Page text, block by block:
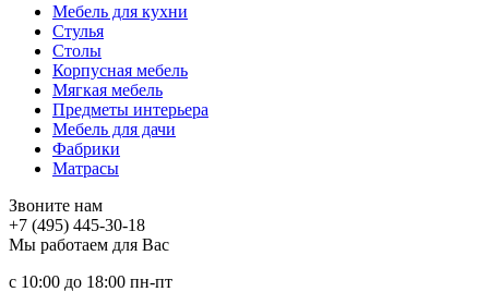
Мебель для кухни
Стулья
Столы
Корпусная мебель
Мягкая мебель
Предметы интерьера
Мебель для дачи
Фабрики
Матраcы
Звоните нам
+7 (495) 445-30-18
Мы работаем для Вас
с 10:00 до 18:00 пн-пт